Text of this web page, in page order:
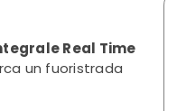
Real Time
un fuoristrada